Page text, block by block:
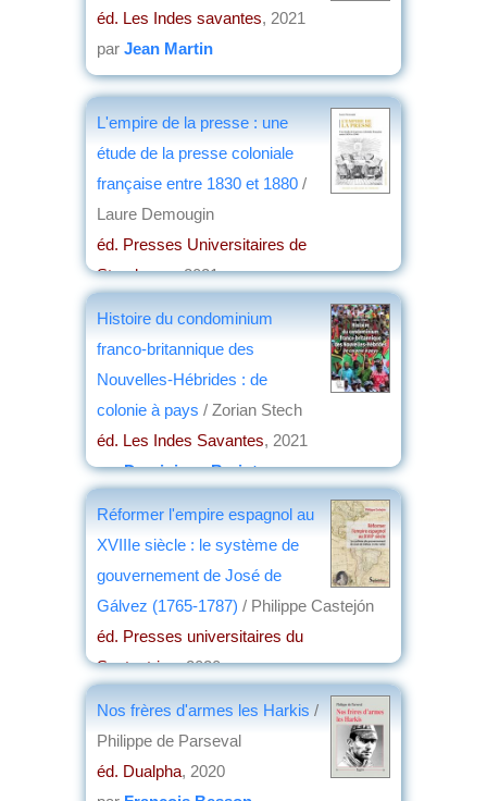
éd. Les Indes savantes, 2021
par Jean Martin
L'empire de la presse : une
étude de la presse coloniale
française entre 1830 et 1880 /
Laure Demougin
éd. Presses Universitaires de
Strasbourg, 2021
Histoire du condominium
franco-britannique des
Nouvelles-Hébrides : de
colonie à pays / Zorian Stech
éd. Les Indes Savantes, 2021
parDominique Barjot
Réformer l'empire espagnol au
XVIIIe siècle : le système de
gouvernement de José de
Gálvez (1765-1787) / Philippe Castejón
éd. Presses universitaires du
Septentrion, 2020
Nos frères d'armes les Harkis /
Philippe de Parseval
éd. Dualpha, 2020